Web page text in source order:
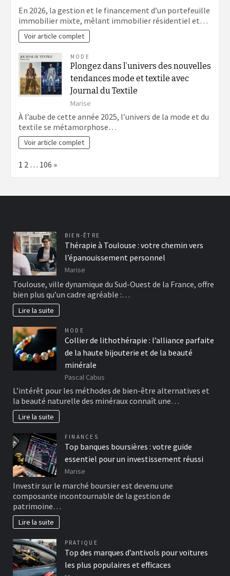
En 2026, la gestion et le financement d’un portefeuille
immobilier mixte, mêlant immobilier résidentiel et…
Voir article complet
MODE
Plongez dans l’univers des nouvelles
tendances mode et textile avec
Journal du Textile
Marise
À l’aube de cette année 2025, l’univers de la mode et du
textile se métamorphose…
Voir article complet
Page:
1 2 … 106 Next
»
BIEN-ÊTRE
Thérapie à Toulouse : votre chemin vers
l’épanouissement personnel
Marise
Toulouse, ville dynamique du Sud-Ouest de la France, offre
bien plus qu’un cadre agréable :…
Lire la suite
MODE
Collier de lithothérapie : l’alliance parfaite
de la haute bijouterie et de la beauté
minérale
Pascal Cabus
L’intérêt pour les méthodes de bien-être alternatives et
la beauté naturelle des minéraux connaît une…
Lire la suite
FINANCES
Top banques boursières : votre guide
essentiel pour un investissement réussi
Marise
Investir sur le marché boursier est devenu une
composante incontournable de la gestion de
patrimoine…
Lire la suite
PRATIQUE
Top des marques d’antivols pour voitures
les plus populaires et efficaces